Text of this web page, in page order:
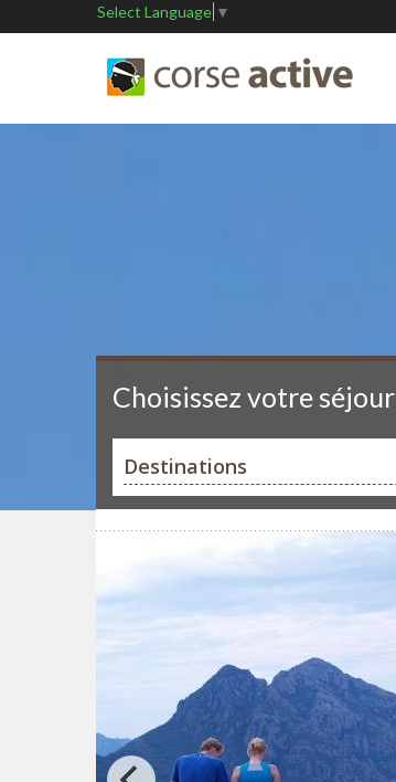
Select Language ▼
Choisissez votre séjour
Destinations